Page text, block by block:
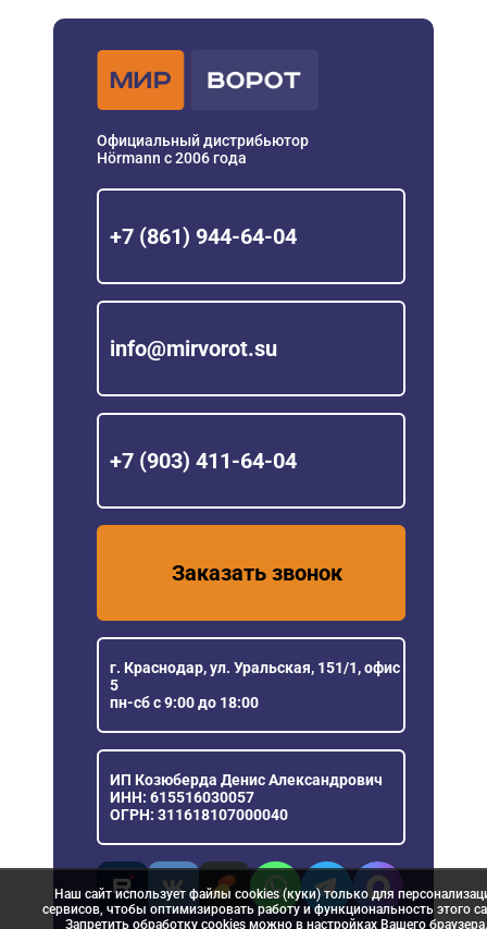
Официальный дистрибьютор
Hörmann с 2006 года
+7 (861) 944-64-04
info@mirvorot.su
+7 (903) 411-64-04
Заказать звонок
г. Краснодар, ул. Уральская, 151/1, офис
5
пн-сб с 9:00 до 18:00
ИП Козюберда Денис Александрович
ИНН: 615516030057
ОГРН: 311618107000040
Наш сайт использует файлы cookies (куки) только для
сервисов, чтобы оптимизировать работу и функциональность этого
Запретить обработку cookies можно в настройках Вашего браузера.